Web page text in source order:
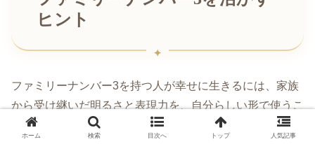
ヒント
ファミリーナンバー3を持つ人が幸せに生きるには、家族
から受け継いだ明るさと表現力を、自分らしい形で使うこ
とが大切です。
ホーム 検索 目次へ トップ 人気記事